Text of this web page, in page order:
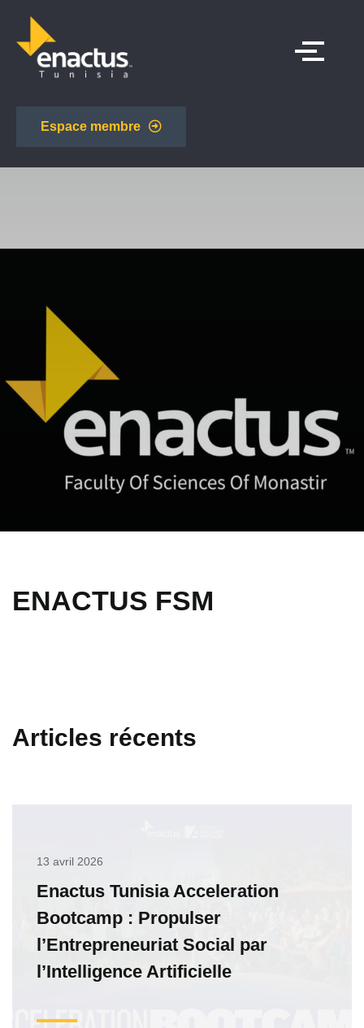
Espace membre
ENACTUS FSM
Articles récents
13 avril 2026
Enactus Tunisia Acceleration
Bootcamp : Propulser
l’Entrepreneuriat Social par
l’Intelligence Artificielle